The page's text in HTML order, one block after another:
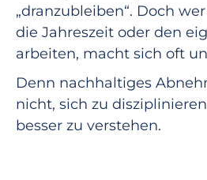
„dranzubleiben“. Doch
die Jahreszeit oder den
arbeiten, macht sich oft
Denn nachhaltiges
nicht, sich zu
besser zu verstehen.